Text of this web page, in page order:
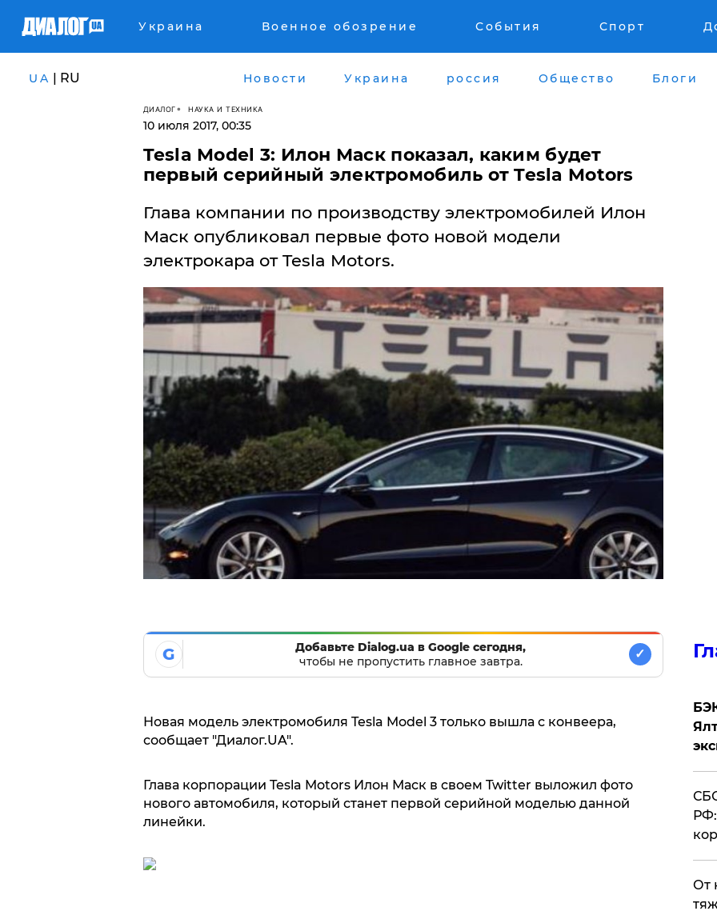
Украина Военное обозрение События Спорт
UA | RU Новости Украина россия Общество Блоги
ДИАЛОГ НАУКА И ТЕХНИКА
10 июля 2017, 00:35
Tesla Model 3: Илон Маск показал, каким будет
первый серийный электромобиль от Tesla Motors
Глава компании по производству электромобилей Илон
Маск опубликовал первые фото новой модели
электрокара от Tesla Motors.
G
Добавьте Dialog.ua в Google сегодня,
чтобы не пропустить главное завтра.
✓
Новая модель электромобиля Tesla Model 3 только вышла с конвеера,
сообщает "Диалог.UA".
Глава корпорации Tesla Motors Илон Маск в своем Twitter выложил фото
нового автомобиля, который станет первой серийной моделью данной
линейки.
От